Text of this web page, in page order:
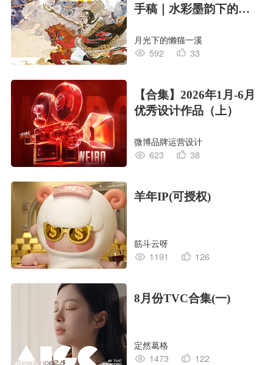
手稿｜水彩墨韵下的史
月光下的懒猫一溪
592
33
【合集】2026年1月-6月
优秀设计作品（上）
微博品牌运营设计
623
38
羊年IP(可授权)
筋斗云呀
1191
126
8月份TVC合集(一)
定然葛格
1473
122